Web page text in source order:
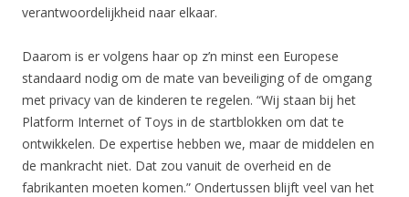
verantwoordelijkheid naar elkaar.
Daarom is er volgens haar op z’n minst een Europese
standaard nodig om de mate van beveiliging of de omgang
met privacy van de kinderen te regelen. “Wij staan bij het
Platform Internet of Toys in de startblokken om dat te
ontwikkelen. De expertise hebben we, maar de middelen en
de mankracht niet. Dat zou vanuit de overheid en de
fabrikanten moeten komen.” Ondertussen blijft veel van het